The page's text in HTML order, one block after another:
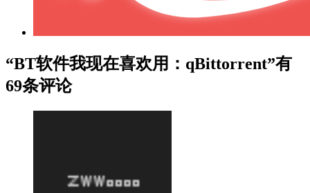
“BT软件我现在喜欢用：qBittorrent”有
69条评论